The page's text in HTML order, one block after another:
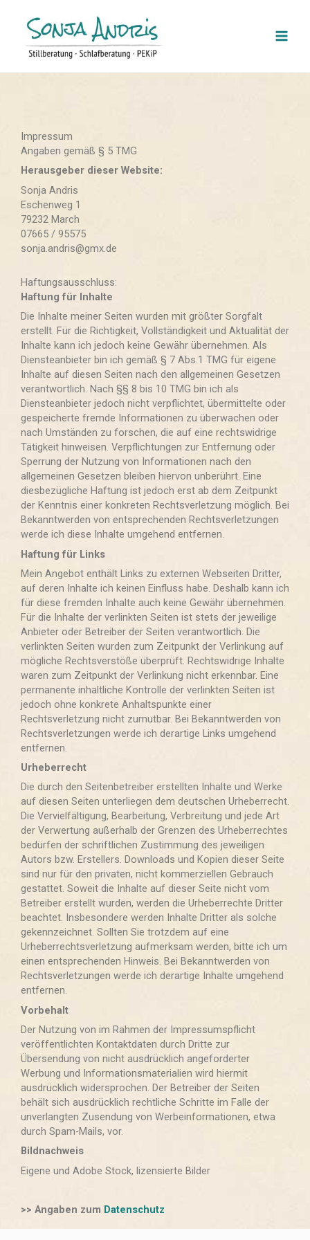
springen
Impressum
Angaben gemäß § 5 TMG
Herausgeber dieser Website:
Sonja Andris
Eschenweg 1
79232 March
07665 / 95575
sonja.andris@gmx.de
Haftungsausschluss:
Haftung für Inhalte
Die Inhalte meiner Seiten wurden mit größter Sorgfalt
erstellt. Für die Richtigkeit, Vollständigkeit und Aktualität der
Inhalte kann ich jedoch keine Gewähr übernehmen. Als
Diensteanbieter bin ich gemäß § 7 Abs.1 TMG für eigene
Inhalte auf diesen Seiten nach den allgemeinen Gesetzen
verantwortlich. Nach §§ 8 bis 10 TMG bin ich als
Diensteanbieter jedoch nicht verpflichtet, übermittelte oder
gespeicherte fremde Informationen zu überwachen oder
nach Umständen zu forschen, die auf eine rechtswidrige
Tätigkeit hinweisen. Verpflichtungen zur Entfernung oder
Sperrung der Nutzung von Informationen nach den
allgemeinen Gesetzen bleiben hiervon unberührt. Eine
diesbezügliche Haftung ist jedoch erst ab dem Zeitpunkt
der Kenntnis einer konkreten Rechtsverletzung möglich. Bei
Bekanntwerden von entsprechenden Rechtsverletzungen
werde ich diese Inhalte umgehend entfernen.
Haftung für Links
Mein Angebot enthält Links zu externen Webseiten Dritter,
auf deren Inhalte ich keinen Einfluss habe. Deshalb kann ich
für diese fremden Inhalte auch keine Gewähr übernehmen.
Für die Inhalte der verlinkten Seiten ist stets der jeweilige
Anbieter oder Betreiber der Seiten verantwortlich. Die
verlinkten Seiten wurden zum Zeitpunkt der Verlinkung auf
mögliche Rechtsverstöße überprüft. Rechtswidrige Inhalte
waren zum Zeitpunkt der Verlinkung nicht erkennbar. Eine
permanente inhaltliche Kontrolle der verlinkten Seiten ist
jedoch ohne konkrete Anhaltspunkte einer
Rechtsverletzung nicht zumutbar. Bei Bekanntwerden von
Rechtsverletzungen werde ich derartige Links umgehend
entfernen.
Urheberrecht
Die durch den Seitenbetreiber erstellten Inhalte und Werke
auf diesen Seiten unterliegen dem deutschen Urheberrecht.
Die Vervielfältigung, Bearbeitung, Verbreitung und jede Art
der Verwertung außerhalb der Grenzen des Urheberrechtes
bedürfen der schriftlichen Zustimmung des jeweiligen
Autors bzw. Erstellers. Downloads und Kopien dieser Seite
sind nur für den privaten, nicht kommerziellen Gebrauch
gestattet. Soweit die Inhalte auf dieser Seite nicht vom
Betreiber erstellt wurden, werden die Urheberrechte Dritter
beachtet. Insbesondere werden Inhalte Dritter als solche
gekennzeichnet. Sollten Sie trotzdem auf eine
Urheberrechtsverletzung aufmerksam werden, bitte ich um
einen entsprechenden Hinweis. Bei Bekanntwerden von
Rechtsverletzungen werde ich derartige Inhalte umgehend
entfernen.
Vorbehalt
Der Nutzung von im Rahmen der Impressumspflicht
veröffentlichten Kontaktdaten durch Dritte zur
Übersendung von nicht ausdrücklich angeforderter
Werbung und Informationsmaterialien wird hiermit
ausdrücklich widersprochen. Der Betreiber der Seiten
behält sich ausdrücklich rechtliche Schritte im Falle der
unverlangten Zusendung von Werbeinformationen, etwa
durch Spam-Mails, vor.
Bildnachweis
Eigene und Adobe Stock, lizensierte Bilder
>> Angaben zum Datenschutz